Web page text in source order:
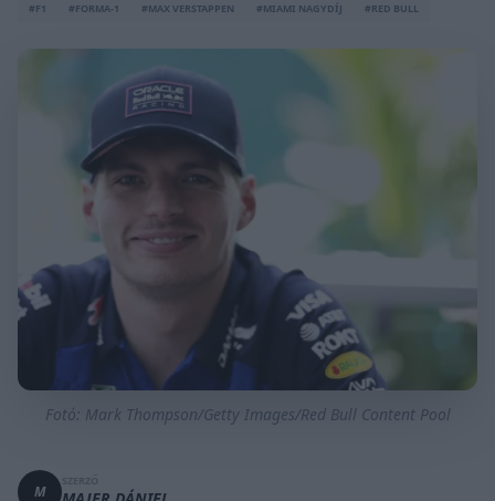
#F1 #FORMA-1 #MAX VERSTAPPEN #MIAMI NAGYDÍJ #RED BULL
Fotó: Mark Thompson/Getty Images/Red Bull Content Pool
M